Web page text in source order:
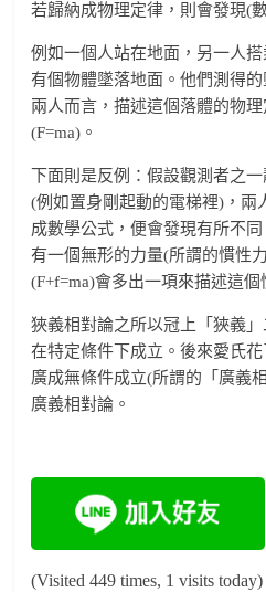
若歸納成物理定律，則會發現(
例如一個人站在地面，另一人
有個物體墜落地面。他們測得
兩人而言，描述這個落體的物
(F=ma)。
下面則是反例：假設觀測者之
(例如置身剛起動的電梯裡)，兩
成數學公式，便會發現有所不
有一個無形的力量(所謂的慣性
(F+f=ma)會多出一項來描述這個
狹義相對論之所以冠上「狹義
在特定條件下成立。後來愛氏
廣成無條件成立(所謂的「廣義
廣義相對論。
(Visited 449 times, 1 visits today)